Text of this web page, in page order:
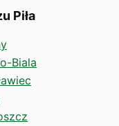
Piła
Biala